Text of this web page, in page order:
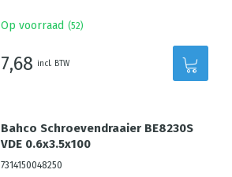
Op voorraad (52)
7,68 incl. BTW
Bahco Schroevendraaier BE8230S
VDE 0.6x3.5x100
7314150048250